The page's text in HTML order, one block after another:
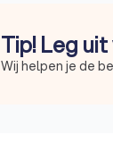
Tip! Leg
Wij helpen je de